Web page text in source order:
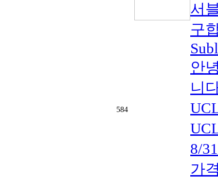
584
서
구
안
니
8/
가